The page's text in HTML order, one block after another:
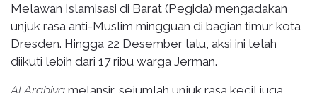
Melawan Islamisasi di Barat (Pegida) mengadakan
unjuk rasa anti-Muslim mingguan di bagian timur kota
Dresden. Hingga 22 Desember lalu, aksi ini telah
diikuti lebih dari 17 ribu warga Jerman.
Al Arabiya melansir, sejumlah unjuk rasa kecil juga